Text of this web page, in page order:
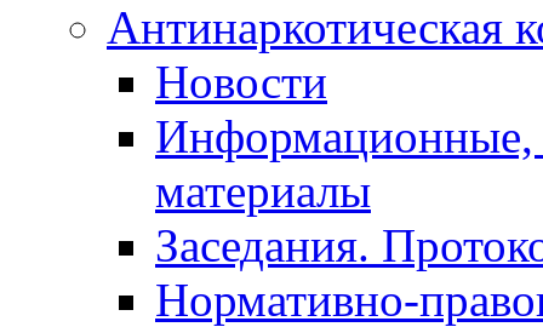
Антинаркотическая
Новости
Информационные,
материалы
Заседания.
Нормативно-